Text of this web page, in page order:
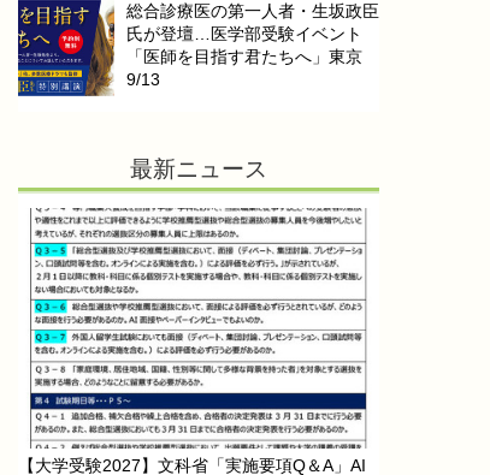
総合診療医の第一人者・生坂政臣
氏が登壇…医学部受験イベント
「医師を目指す君たちへ」東京
9/13
最新ニュース
【大学受験2027】文科省「実施要項Q＆A」AI